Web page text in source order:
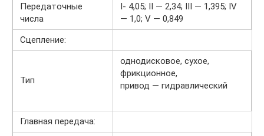
Передаточные
числа
I- 4,05; II — 2,34; III — 1,395; IV
— 1,0; V — 0,849
Сцепление:
Тип
однодисковое, сухое,
фрикционное,
привод — гидравлический
Главная передача: